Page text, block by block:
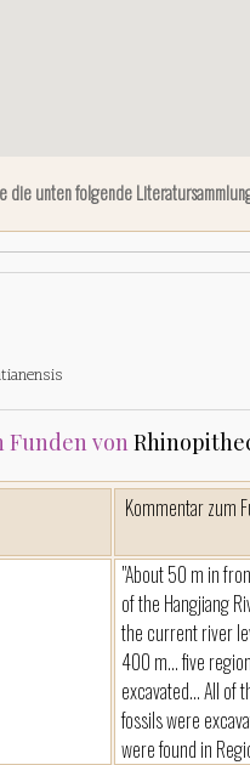
die unten folgende
Funden von
Kommentar zum
"About 50 m in
of the Hangjiang
the current river
400 m... five
excavated... All of
fossils were
were found in